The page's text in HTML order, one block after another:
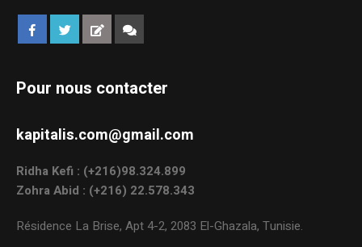
Pour nous contacter
kapitalis.com@gmail.com
Ridha Kefi : (+216)98.324.899
Zohra Abid : (+216) 22.578.343
Résidence La Brise, Apt 4-2, 2083 El-Ghazala, Tunisie.